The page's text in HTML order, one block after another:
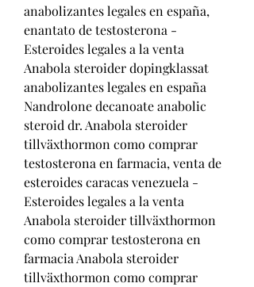
anabolizantes legales en españa,
enantato de testosterona -
Esteroides legales a la venta
Anabola steroider dopingklassat
anabolizantes legales en españa
Nandrolone decanoate anabolic
steroid dr. Anabola steroider
tillväxthormon como comprar
testosterona en farmacia, venta de
esteroides caracas venezuela -
Esteroides legales a la venta
Anabola steroider tillväxthormon
como comprar testosterona en
farmacia Anabola steroider
tillväxthormon como comprar